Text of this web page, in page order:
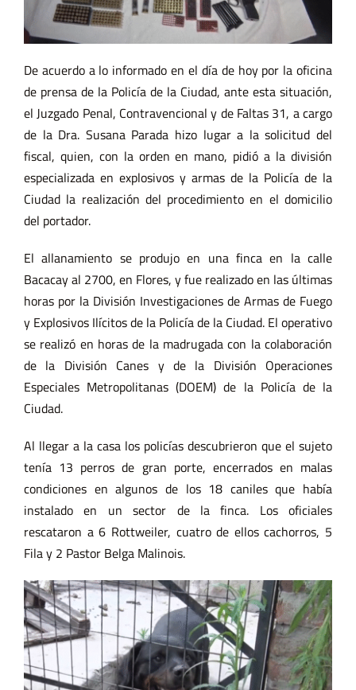
De acuerdo a lo informado en el día de hoy por la oficina
de prensa de la Policía de la Ciudad, ante esta situación,
el Juzgado Penal, Contravencional y de Faltas 31, a cargo
de la Dra. Susana Parada hizo lugar a la solicitud del
fiscal, quien, con la orden en mano, pidió a la división
especializada en explosivos y armas de la Policía de la
Ciudad la realización del procedimiento en el domicilio
del portador.
El allanamiento se produjo en una finca en la calle
Bacacay al 2700, en Flores, y fue realizado en las últimas
horas por la División Investigaciones de Armas de Fuego
y Explosivos Ilícitos de la Policía de la Ciudad. El operativo
se realizó en horas de la madrugada con la colaboración
de la División Canes y de la División Operaciones
Especiales Metropolitanas (DOEM) de la Policía de la
Ciudad.
Al llegar a la casa los policías descubrieron que el sujeto
tenía 13 perros de gran porte, encerrados en malas
condiciones en algunos de los 18 caniles que había
instalado en un sector de la finca. Los oficiales
rescataron a 6 Rottweiler, cuatro de ellos cachorros, 5
Fila y 2 Pastor Belga Malinois.